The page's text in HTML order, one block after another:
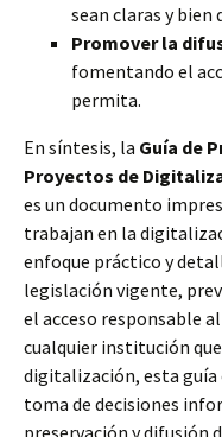
sean claras y bien
Promover la
fomentando el
permita.
En síntesis, la Guía de
Proyectos de
es un documento
trabajan en la
enfoque práctico y
legislación vigente,
el acceso responsable
cualquier institución
digitalización, esta guía
toma de decisiones